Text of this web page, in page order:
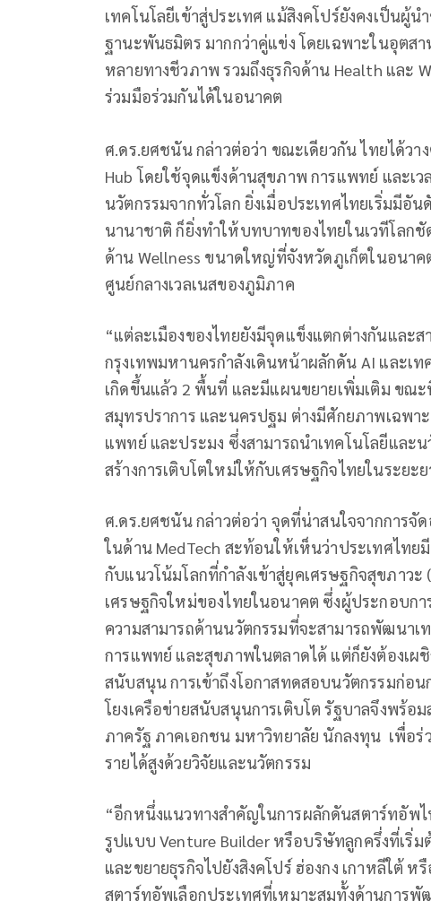
เทคโนโลยีเข้าสู่ประเทศ แม้สิงคโปร์ยังคงเป็น
ฐานะพันธมิตร มากกว่าคู่แข่ง โดยเฉพาะในอุตส
หลายทางชีวภาพ รวมถึงธุรกิจด้าน Health และ
ร่วมมือร่วมกันได้ในอนาคต
ศ.ดร.ยศชนัน กล่าวต่อว่า ขณะเดียวกัน ไทยได้วา
Hub โดยใช้จุดแข็งด้านสุขภาพ การแพทย์ และเ
นวัตกรรมจากทั่วโลก ยิ่งเมื่อประเทศไทยเริ่มมี
นานาชาติ ก็ยิ่งทำให้บทบาทของไทยในเวทีโลกชั
ด้าน Wellness ขนาดใหญ่ที่จังหวัดภูเก็ตในอนา
ศูนย์กลางเวลเนสของภูมิภาค
“แต่ละเมืองของไทยยังมีจุดแข็งแตกต่างกันและ
กรุงเทพมหานครกำลังเดินหน้าผลักดัน AI และเ
เกิดขึ้นแล้ว 2 พื้นที่ และมีแผนขยายเพิ่มเติม ขณ
สมุทรปราการ และนครปฐม ต่างมีศักยภาพเฉพา
แพทย์ และประมง ซึ่งสามารถนำเทคโนโลยีและ
สร้างการเติบโตใหม่ให้กับเศรษฐกิจไทยในระยะ
ศ.ดร.ยศชนัน กล่าวต่อว่า จุดที่น่าสนใจจากการ
ในด้าน MedTech สะท้อนให้เห็นว่าประเทศไ
กับแนวโน้มโลกที่กำลังเข้าสู่ยุคเศรษฐกิจสุขภาวะ
เศรษฐกิจใหม่ของไทยในอนาคต ซึ่งผู้ประกอบก
ความสามารถด้านนวัตกรรมที่จะสามารถพัฒนา
การแพทย์ และสุขภาพในตลาดได้ แต่ก็ยังต้องเ
สนับสนุน การเข้าถึงโอกาสทดสอบนวัตกรรมก่อ
โยงเครือข่ายสนับสนุนการเติบโต รัฐบาลจึงพร้
ภาครัฐ ภาคเอกชน มหาวิทยาลัย นักลงทุน เพื่อร่
รายได้สูงด้วยวิจัยและนวัตกรรม
“อีกหนึ่งแนวทางสำคัญในการผลักดันสตาร์ทอัพ
รูปแบบ Venture Builder หรือบริษัทลูกครึ่งที่เริ่
และขยายธุรกิจไปยังสิงคโปร์ ฮ่องกง เกาหลีใต้
สตาร์ทอัพเลือกประเทศที่เหมาะสมทั้งด้านการ